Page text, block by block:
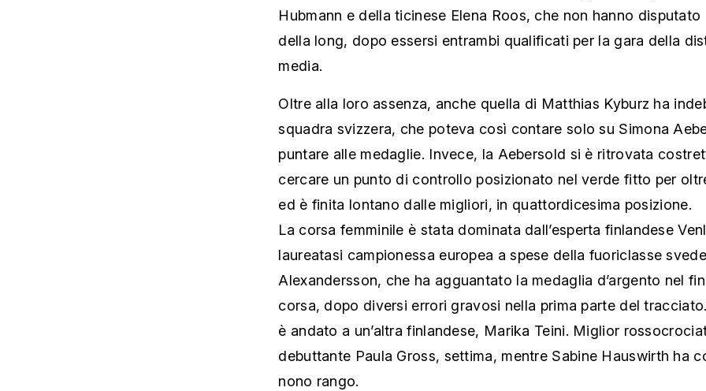
Hubmann e della ticinese Elena Roos, che non hanno disputato
della long, dopo essersi entrambi qualificati per la gara della
media.
Oltre alla loro assenza, anche quella di Matthias Kyburz ha
squadra svizzera, che poteva così contare solo su Simona
puntare alle medaglie. Invece, la Aebersold si è ritrovata
cercare un punto di controllo posizionato nel verde fitto per
ed è finita lontano dalle migliori, in quattordicesima posizione.
La corsa femminile è stata dominata dall’esperta finlandese
laureatasi campionessa europea a spese della fuoriclasse
Alexandersson, che ha agguantato la medaglia d’argento nel
corsa, dopo diversi errori gravosi nella prima parte del
è andato a un’altra finlandese, Marika Teini. Miglior
debuttante Paula Gross, settima, mentre Sabine Hauswirth ha
nono rango.